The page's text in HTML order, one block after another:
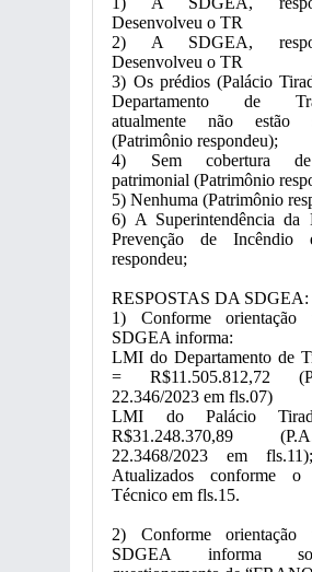
Desenvolveu o TR
2) A SDGEA,
Desenvolveu o TR
3) Os prédios (Palácio
Departamento de
atualmente não estão
(Patrimônio respondeu);
4) Sem cobertura
patrimonial (Patrimônio
5) Nenhuma (Patrimônio
6) A Superintendência da
Prevenção de Incêndio
respondeu;
RESPOSTAS DA SDGEA:
1) Conforme orientação
SDGEA informa:
LMI do Departamento de
= R$11.505.812,72
22.346/2023 em fls.07)
LMI do Palácio
R$31.248.370,89
22.3468/2023 em
Atualizados conforme o
Técnico em fls.15.
2) Conforme orientação
SDGEA informa